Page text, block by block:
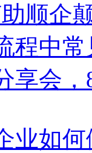
顺企
程中
享会
业如